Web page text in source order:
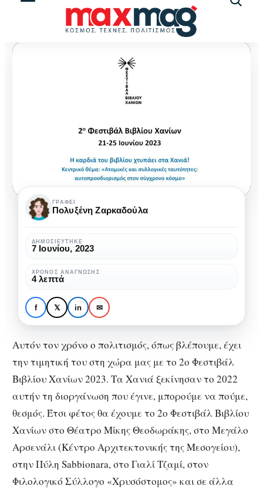
2ο Φεστιβάλ Βιβλίου
Χανίων 2023
Φεστιβάλ
Βιβλίου
Χανίων
2023
ΓΡΆΦΕΙ
Πολυξένη Ζαρκαδούλα
ΔΗΜΟΣΙΕΎΤΗΚΕ
7 Ιουνίου, 2023
ΧΡΌΝΟΣ ΑΝΆΓΝΩΣΗΣ
4 λεπτά
f 𝕏 in ✉
Αυτόν τον χρόνο ο πολιτισμός, όπως βλέπουμε, έχει
την τιμητική του στη χώρα μας με το 2ο Φεστιβάλ
Βιβλίου Χανίων 2023. Τα Χανιά ξεκίνησαν το 2022
αυτήν τη διοργάνωση που έγινε, μπορούμε να πούμε,
θεσμός. Έτσι φέτος θα έχουμε το 2ο Φεστιβάλ Βιβλίου
Χανίων στο Θέατρο Μίκης Θεοδωράκης, στο Μεγάλο
Αρσενάλι (Κέντρο Αρχιτεκτονικής της Μεσογείου),
στην Πύλη Sabbionara, στο Γιαλί Τζαμί, στον
Φιλολογικό Σύλλογο «Χρυσόστομος» και σε άλλα